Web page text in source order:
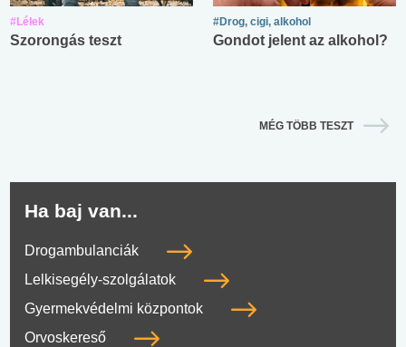
#Lélek
Szorongás teszt
#Drog, cigi, alkohol
Gondot jelent az alkohol?
MÉG TÖBB TESZT
Ha baj van...
Drogambulanciák
Lelkisegély-szolgálatok
Gyermekvédelmi központok
Orvoskereső